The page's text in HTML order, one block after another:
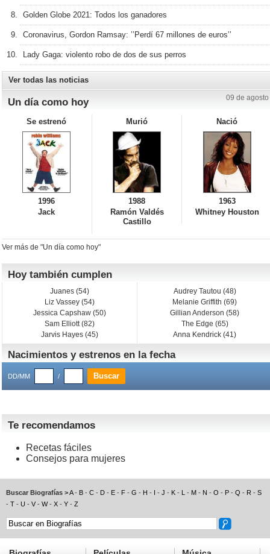
Golden Globe 2021: Todos los ganadores
Coronavirus, Gordon Ramsay: ’’Perdí 67 millones de euros’’
Lady Gaga: violento robo de dos de sus perros
Ver todas las noticias
Un día como hoy 09 de agosto
Se estrenó
1996
Jack
Murió
1988
Ramón Valdés
Castillo
Nació
1963
Whitney Houston
Ver más de "Un día como hoy"
Hoy también cumplen
Juanes (54)
Liz Vassey (54)
Jessica Capshaw (50)
Sam Elliott (82)
Jarvis Hayes (45)
Audrey Tautou (48)
Melanie Griffith (69)
Gillian Anderson (58)
The Edge (65)
Anna Kendrick (41)
Nacimientos y estrenos en la fecha
DD/MM /
Te recomendamos
Recetas fáciles
Consejos para mujeres
Buscar Biografías >A- B - C - D - E - F - G - H - I - J - K - L - M - N - O - P - Q - R - S
- T - U - V - W- X - Y - Z